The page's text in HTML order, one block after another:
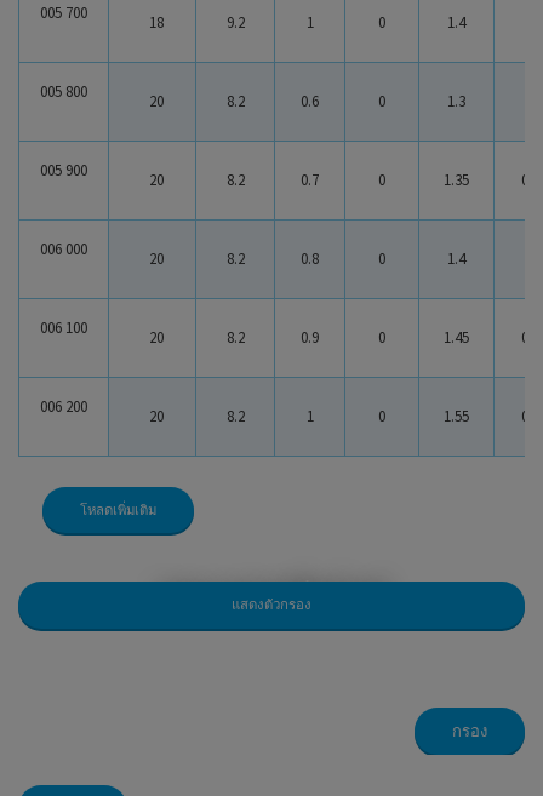
005 700 18 9.2 1 0 1.4
005 800 20 8.2 0.6 0 1.3
005 900 20 8.2 0.7 0 1.35
006 000 20 8.2 0.8 0 1.4
006 100 20 8.2 0.9 0 1.45
006 200 20 8.2 1 0 1.55
โหลดเพิ่มเติม
สกรูและอุปกรณ์ล็อคโบลท์
แสดงตัวกรอง
กรอง